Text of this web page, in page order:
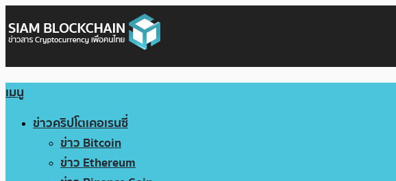
เมนู
ข่าวคริปโตเคอเรนซี่
ข่าว Bitcoin
ข่าว Ethereum